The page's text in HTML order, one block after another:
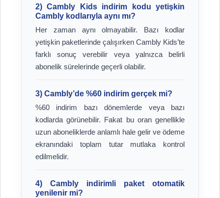
2) Cambly Kids indirim kodu yetişkin
Cambly kodlarıyla aynı mı?
Her zaman aynı olmayabilir. Bazı kodlar
yetişkin paketlerinde çalışırken Cambly Kids’te
farklı sonuç verebilir veya yalnızca belirli
abonelik sürelerinde geçerli olabilir.
3) Cambly’de %60 indirim gerçek mi?
%60 indirim bazı dönemlerde veya bazı
kodlarda görünebilir. Fakat bu oran genellikle
uzun aboneliklerde anlamlı hale gelir ve ödeme
ekranındaki toplam tutar mutlaka kontrol
edilmelidir.
4) Cambly indirimli paket otomatik
yenilenir mi?